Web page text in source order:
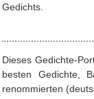
Gedichts.
Dieses Gedichte-
besten Gedichte,
renommierten